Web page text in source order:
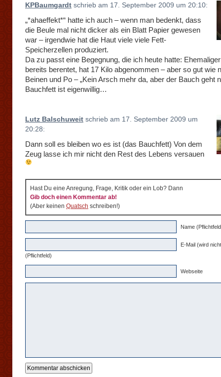
KPBaumgardt schrieb am 17. September 2009 um 20:10:
„*ahaeffekt*“ hatte ich auch – wenn man bedenkt, dass
die Beule mal nicht dicker als ein Blatt Papier gewesen
war – irgendwie hat die Haut viele viele Fett-
Speicherzellen produziert.
Da zu passt eine Begegnung, die ich heute hatte:
bereits berentet, hat 17 Kilo abgenommen – aber so gut wie
Beinen und Po – „Kein Arsch mehr da, aber der Bauch geht
Bauchfett ist eigenwillig…
Lutz Balschuweit schrieb am 17. September 2009 um
20:28:
Dann soll es bleiben wo es ist (das Bauchfett) Von dem
Zeug lasse ich mir nicht den Rest des Lebens versauen
Hast Du eine Anregung, Frage, Kritik oder ein Lob? Dann
Gib doch einen Kommentar ab!
(Aber keinen Quatsch schreiben!)
Name
E-Mail (wird
(Pflichtfeld)
Webseite